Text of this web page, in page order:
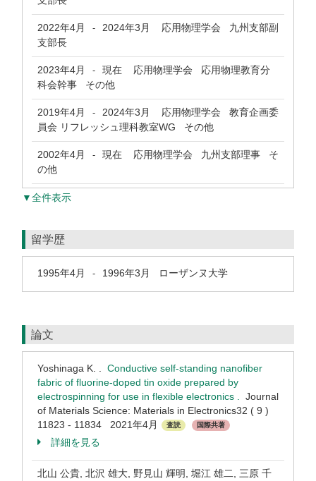
2022年4月 - 2024年3月
応用物理学会 九州支部副
支部長
2023年4月 - 現在 応用物理学会 応用物理教育分
科会幹事 その他
2019年4月 - 2024年3月
応用物理学会 教育企画委
員会 リフレッシュ理科教室WG その他
2002年4月 - 現在 応用物理学会 九州支部理事 そ
の他
▼全件表示
留学歴
1995年4月 - 1996年3月 ローザンヌ大学
論文
Yoshinaga K. . Conductive self-standing nanofiber
fabric of fluorine-doped tin oxide prepared by
electrospinning for use in flexible electronics . Journal
of Materials Science: Materials in Electronics32 ( 9 )
11823 - 11834 2021年4月
査読 国際共著
詳細を見る
北山 公貴, 北沢 雄大, 野見山 輝明, 堀江 雄二, 三原 千